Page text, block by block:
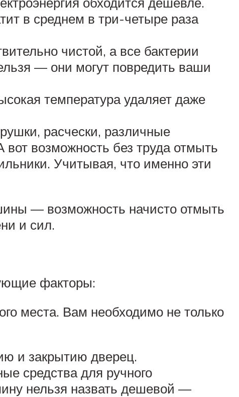
в среднем в три-четыре раза
чистой, а все бактерии
— они могут повредить ваши
температура удаляет даже
расчески, различные
возможность без труда отмыть
Учитывая, что именно эти
— возможность начисто отмыть
и сил.
факторы:
места. Вам необходимо не только
и закрытию дверец.
средства для ручного
нельзя назвать дешевой —